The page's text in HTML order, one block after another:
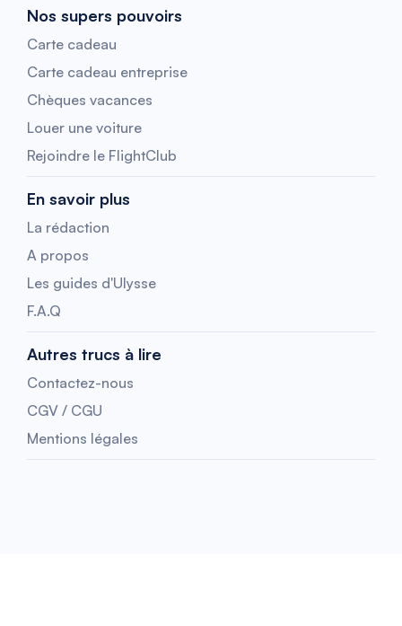
Nos supers pouvoirs
Carte cadeau
Carte cadeau entreprise
Chèques vacances
Louer une voiture
Rejoindre le FlightClub
En savoir plus
La rédaction
A propos
Les guides d'Ulysse
F.A.Q
Autres trucs à lire
Contactez-nous
CGV / CGU
Mentions légales